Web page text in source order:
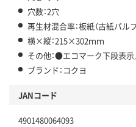
穴数：2穴
再生材混合率：板紙（古紙パル
横×縦：215×302ｍｍ
その他：●エコマーク下段表
ブランド：コクヨ
JANコード
4901480064093